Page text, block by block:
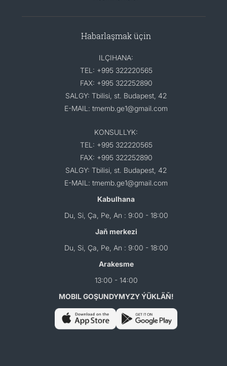
Habarlaşmak üçin
ILÇIHANA:
TEL: +995 322220565
FAX: +995 322252890
SALGY: Tbilisi, st. Budapest, 42
E-MAIL: tmemb.ge1@gmail.com
KONSULLYK:
TEL: +995 322220565
FAX: +995 322252890
SALGY: Tbilisi, st. Budapest, 42
E-MAIL: tmemb.ge1@gmail.com
Kabulhana
Du, Si, Ça, Pe, An : 9:00 - 18:00
Jaň merkezi
Du, Si, Ça, Pe, An : 9:00 - 18:00
Arakesme
13:00 - 14:00
MOBIL GOŞUNDYMYZY ÝÜKLÄŇ!